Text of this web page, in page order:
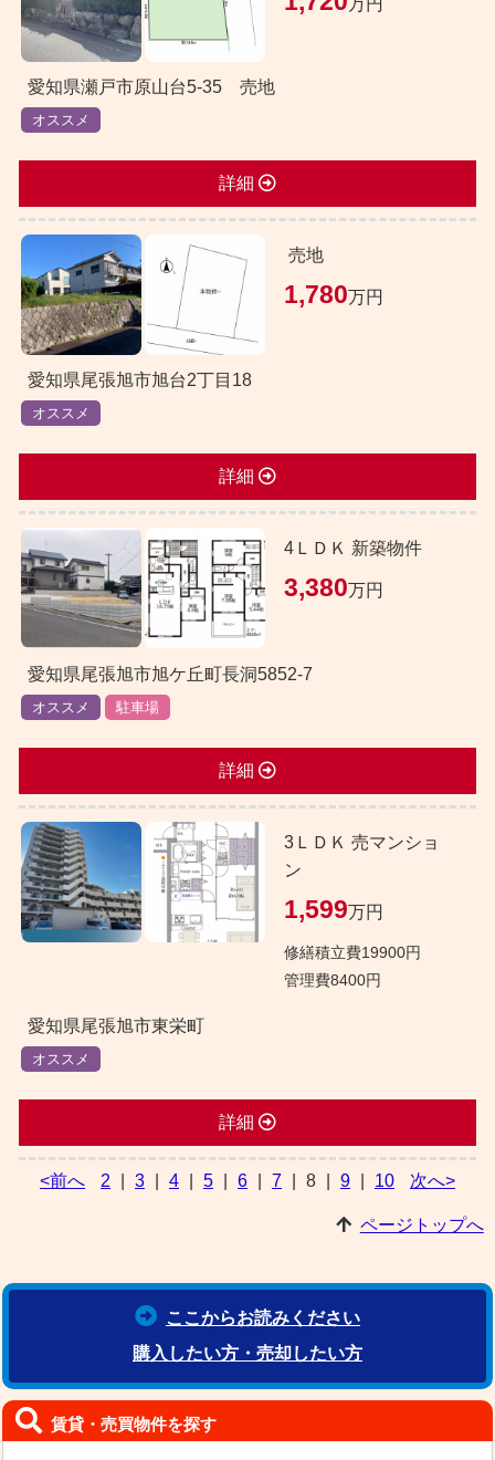
愛知県瀬戸市原山台5-35 売地
オススメ
詳細
売地
1,780万円
愛知県尾張旭市旭台2丁目18
オススメ
詳細
4ＬＤＫ 新築物件
3,380万円
愛知県尾張旭市旭ケ丘町長洞5852-7
オススメ 駐車場
詳細
3ＬＤＫ 売マンショ
ン
1,599万円
修繕積立費19900円
管理費8400円
愛知県尾張旭市東栄町
オススメ
詳細
<前へ 2 3 4 5 6 7 8 9 10 次へ>
ページトップへ
ここからお読みください
購入したい方・売却したい方
賃貸・売買物件を探す